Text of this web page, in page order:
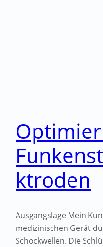
ktroden
Ausgangslage Mein
medizinischen Gerät
Schockwellen. Die